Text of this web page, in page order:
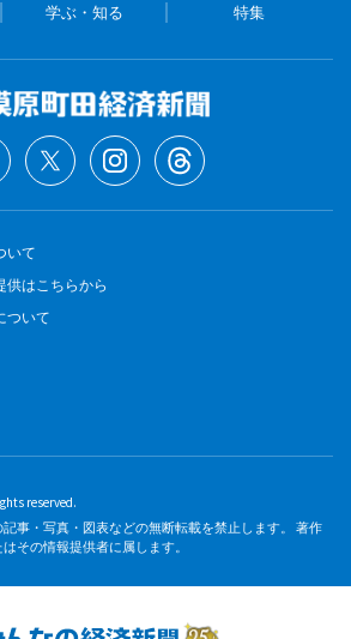
学ぶ・知る 特集
いて
供はこちらから
ついて
reserved.
事・写真・図表などの無断転載を禁止します。 著作
その情報提供者に属します。